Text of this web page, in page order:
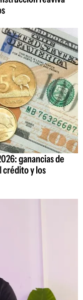
ganancias de
crédito y los